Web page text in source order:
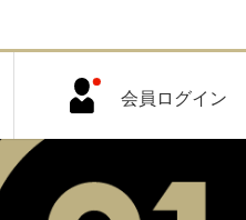
会員ログイン